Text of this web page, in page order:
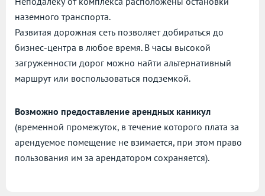
наземного транспорта.
Развитая дорожная сеть позволяет добираться до
бизнес-центра в любое время. В часы высокой
загруженности дорог можно найти альтернативный
маршрут или воспользоваться подземкой.
Возможно предоставление арендных каникул
(временной промежуток, в течение которого плата за
арендуемое помещение не взимается, при этом право
пользования им за арендатором сохраняется).